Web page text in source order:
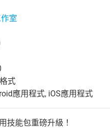
室
式
應用程式, iOS應用程式
技能包重磅升級！